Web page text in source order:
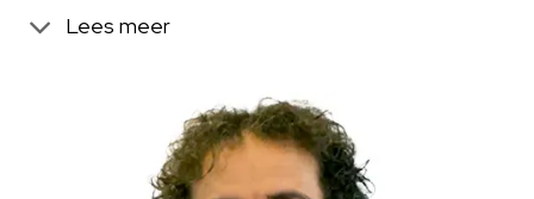
Lees meer